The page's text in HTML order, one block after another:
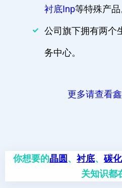
衬底Inp等特殊产品
公司旗下拥有两个
务中心。
更多请查看
你想要的晶圆 、衬底、 碳
关知识都